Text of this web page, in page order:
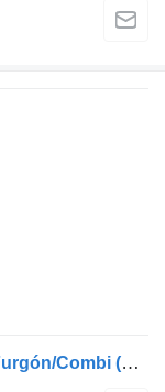
2D0831055D Tür für Volkswagen LT Furgón/Combi (01.1996->) LKW